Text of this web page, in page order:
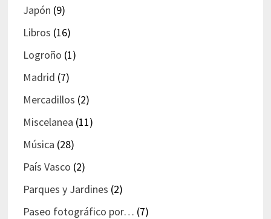
Japón (9)
Libros (16)
Logroño (1)
Madrid (7)
Mercadillos (2)
Miscelanea (11)
Música (28)
País Vasco (2)
Parques y Jardines (2)
Paseo fotográfico por… (7)